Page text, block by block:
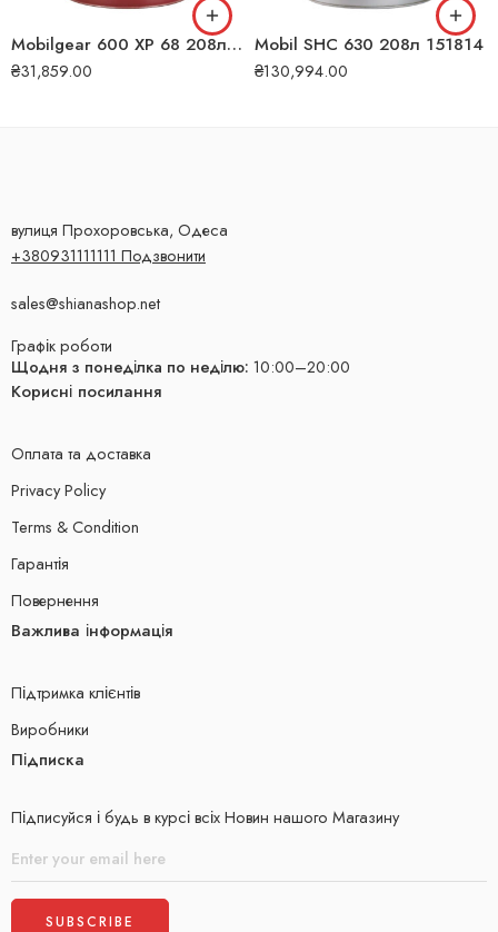
Mobilgear 600 XP 68 208л 207
₴31,859.00
Mobil SHC 630 208л 151814
₴130,994.00
вулиця Прохоровська, Одеса
+380931111111 Подзвонити
sales@shianashop.net
Графік роботи
Щодня з понеділка по неділю: 10:00–20:00
Корисні посилання
Оплата та доставка
Privacy Policy
Terms & Condition
Гарантія
Повернення
Важлива інформація
Підтримка клієнтів
Виробники
Підписка
Підписуйся і будь в курсі всіх Новин нашого Магазину